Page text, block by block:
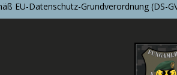
EU-Datenschutz-Grundverordnung (DS-